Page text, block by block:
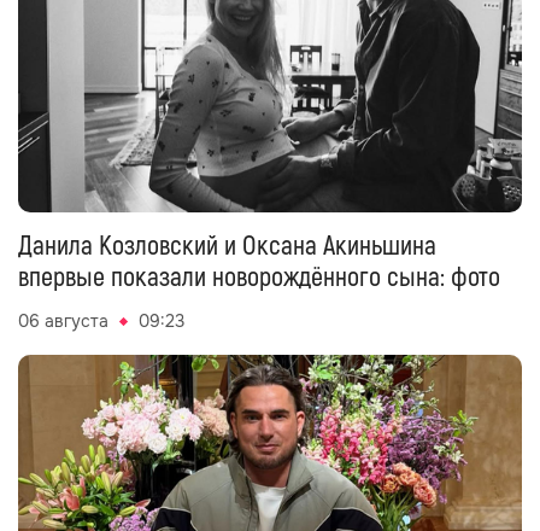
Данила Козловский и Оксана Акиньшина
впервые показали новорождённого сына: фото
06 августа 09:23